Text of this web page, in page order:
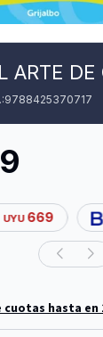
ARTE DE
9788425370717
UYU 669
cuotas hasta